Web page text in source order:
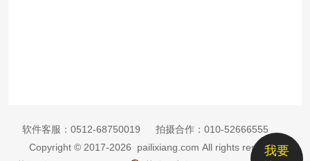
我要
软件客服： 0512-68750019 拍摄合作： 010-52666555
Copyright © 2017-2026 pailixiang.com All rights reserved